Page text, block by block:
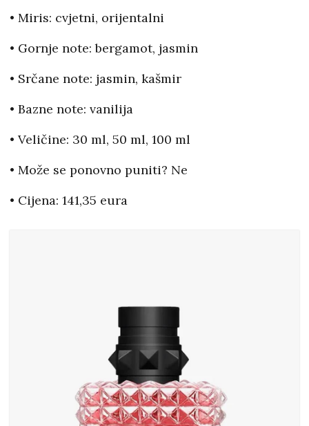
• Miris: cvjetni, orijentalni
• Gornje note: bergamot, jasmin
• Srčane note: jasmin, kašmir
• Bazne note: vanilija
• Veličine: 30 ml, 50 ml, 100 ml
• Može se ponovno puniti? Ne
• Cijena: 141,35 eura